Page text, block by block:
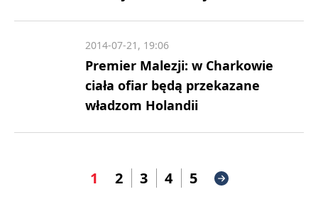
Premier Malezji: w Charkowie
ciała ofiar będą przekazane
władzom Holandii
2014-07-21, 19:06
1 2 3 4 5